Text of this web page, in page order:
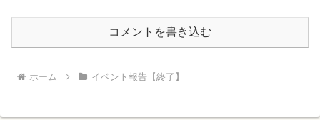
コメントを書き込む
ホーム イベント報告【終了】